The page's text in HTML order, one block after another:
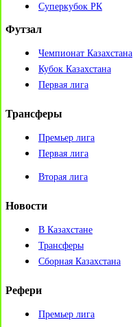
Суперкубок РК
Футзал
Чемпионат Казахстана
Кубок Казахстана
Первая лига
Трансферы
Премьер лига
Первая лига
Вторая лига
Новости
В Казахстане
Трансферы
Сборная Казахстана
Рефери
Премьер лига